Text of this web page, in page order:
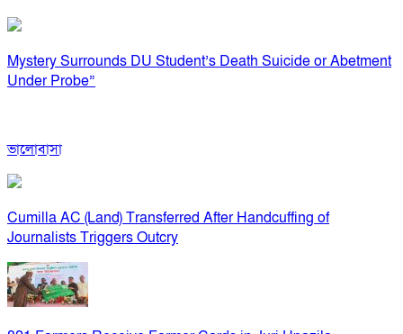
Mystery Surrounds DU Student’s Death Suicide or Abetment
Under Probe”
ভালোবাসা
Cumilla AC (Land) Transferred After Handcuffing of
Journalists Triggers Outcry